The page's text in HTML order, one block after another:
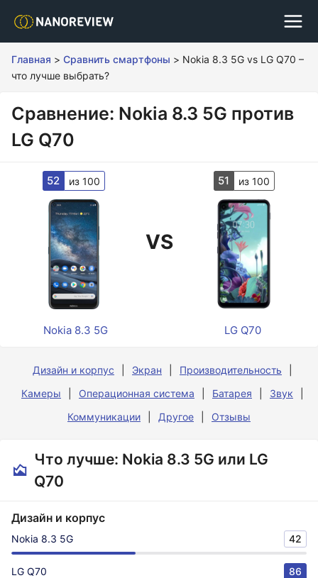
Главная > Сравнить смартфоны > Nokia 8.3 5G vs LG Q70 –
что лучше выбрать?
Сравнение: Nokia 8.3 5G против
LG Q70
52 из 100
VS
51 из 100
Nokia 8.3 5G LG Q70
Дизайн и корпус Экран
Производительность
Камеры
Операционная система Батарея
Звук
Коммуникации
Другое Отзывы
Что лучше: Nokia 8.3 5G или LG
Q70
Дизайн и корпус
Nokia 8.3 5G 42
LG Q70 86